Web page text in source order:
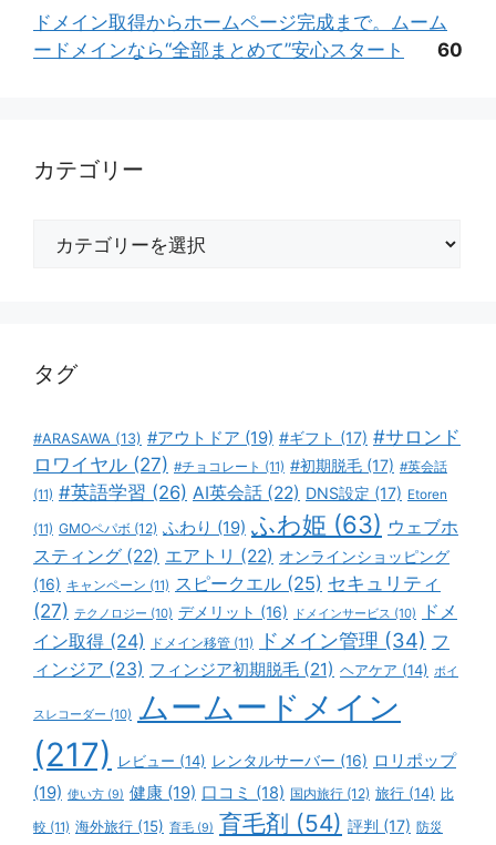
ドメイン取得からホームページ完成まで。ムーム
ードメインなら“全部まとめて”安心スタート
60
カテゴリー
タグ
#ARASAWA (13) #アウトドア (19) #ギフト (17) #サロンド
ロワイヤル (27) #チョコレート (11) #初期脱毛 (17) #英会話
(11) #英語学習 (26) AI英会話 (22) DNS設定 (17) Etoren
(11) GMOペパボ (12) ふわり (19) ふわ姫 (63) ウェブホ
スティング (22) エアトリ (22) オンラインショッピング
(16) キャンペーン (11) スピークエル (25) セキュリティ
(27) テクノロジー (10) デメリット (16) ドメインサービス (10)
ドメ
イン取得 (24) ドメイン移管 (11) ドメイン管理 (34) フ
ィンジア (23) フィンジア初期脱毛 (21) ヘアケア (14) ボイ
スレコーダー (10) ムームードメイン
(217)
レビュー (14) レンタルサーバー (16) ロリポップ
(19) 使い方 (9) 健康 (19) 口コミ (18) 国内旅行 (12) 旅行 (14) 比
較 (11) 海外旅行 (15) 育毛 (9) 育毛剤 (54) 評判 (17) 防災